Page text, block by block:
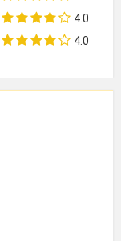
4.0
4.0